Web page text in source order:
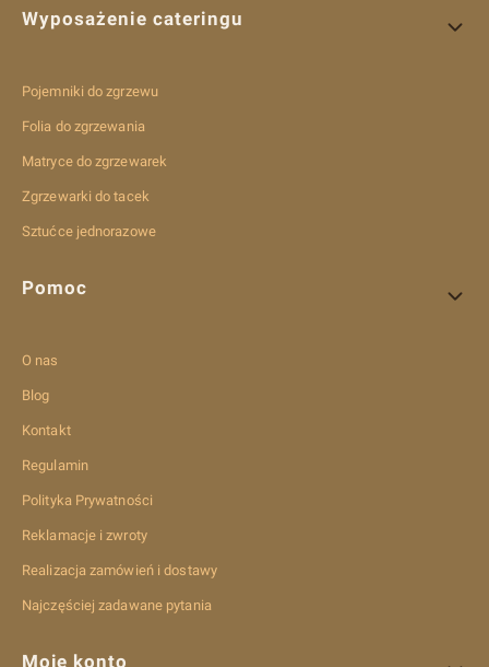
Wyposażenie cateringu
Pojemniki do zgrzewu
Folia do zgrzewania
Matryce do zgrzewarek
Zgrzewarki do tacek
Sztućce jednorazowe
Pomoc
O nas
Blog
Kontakt
Regulamin
Polityka Prywatności
Reklamacje i zwroty
Realizacja zamówień i dostawy
Najczęściej zadawane pytania
Moje konto